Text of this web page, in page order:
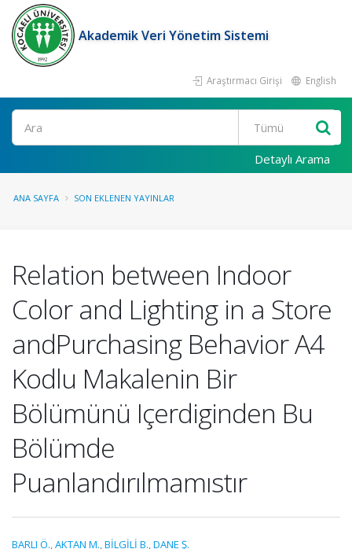
Akademik Veri Yönetim Sistemi
Araştırmacı Girişi English
Ara
Detaylı Arama
ANA SAYFA SON EKLENEN YAYINLAR
Relation between Indoor
Color and Lighting in a Store
andPurchasing Behavior A4
Kodlu Makalenin Bir
Bölümünü Içerdiginden Bu
Bölümde
Puanlandırılmamıstır
BARLI Ö.,AKTAN M.,BİLGİLİ B.,DANE Ş.